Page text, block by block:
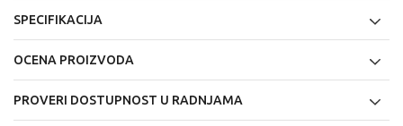
SPECIFIKACIJA
OCENA PROIZVODA
PROVERI DOSTUPNOST U RADNJAMA